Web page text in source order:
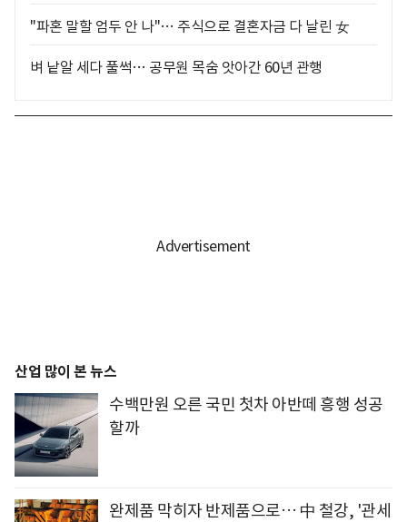
"파혼 말할 엄두 안 나"… 주식으로 결혼자금 다 날린 女
벼 낱알 세다 풀썩… 공무원 목숨 앗아간 60년 관행
산업 많이 본 뉴스
수백만원 오른 국민 첫차 아반떼 흥행 성공
할까
완제품 막히자 반제품으로… 中 철강, '관세